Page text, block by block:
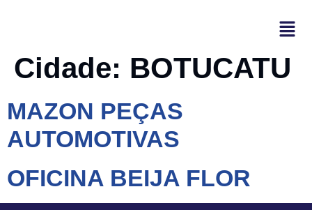
Cidade: BOTUCATU
MAZON PEÇAS
AUTOMOTIVAS
OFICINA BEIJA FLOR